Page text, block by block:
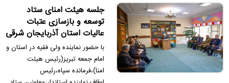
جلسه هيئت امناى ستاد
توسعه و بازسازى عتبات
عاليات استان آذربايجان شرقى
با حضور نماينده ولى فقيه در استان و
امام جمعه تبريز(رئيس هيئت
امنا)،فرمانده سپاه،رئيس